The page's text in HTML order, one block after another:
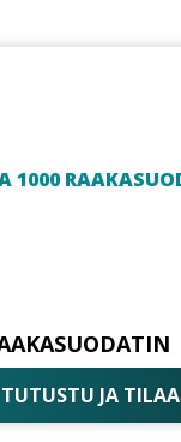
TUTUSTU JA TILAA